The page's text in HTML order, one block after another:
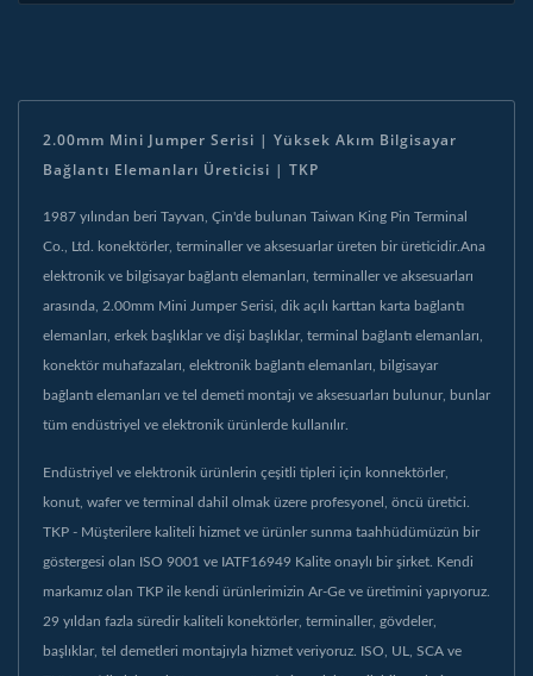
2.00mm Mini Jumper Serisi | Yüksek Akım Bilgisayar
Bağlantı Elemanları Üreticisi | TKP
1987 yılından beri Tayvan, Çin'de bulunan Taiwan King Pin Terminal
Co., Ltd. konektörler, terminaller ve aksesuarlar üreten bir üreticidir.Ana
elektronik ve bilgisayar bağlantı elemanları, terminaller ve aksesuarları
arasında, 2.00mm Mini Jumper Serisi, dik açılı karttan karta bağlantı
elemanları, erkek başlıklar ve dişi başlıklar, terminal bağlantı elemanları,
konektör muhafazaları, elektronik bağlantı elemanları, bilgisayar
bağlantı elemanları ve tel demeti montajı ve aksesuarları bulunur, bunlar
tüm endüstriyel ve elektronik ürünlerde kullanılır.
Endüstriyel ve elektronik ürünlerin çeşitli tipleri için konnektörler,
konut, wafer ve terminal dahil olmak üzere profesyonel, öncü üretici.
TKP - Müşterilere kaliteli hizmet ve ürünler sunma taahhüdümüzün bir
göstergesi olan ISO 9001 ve IATF16949 Kalite onaylı bir şirket. Kendi
markamız olan TKP ile kendi ürünlerimizin Ar-Ge ve üretimini yapıyoruz.
29 yıldan fazla süredir kaliteli konektörler, terminaller, gövdeler,
başlıklar, tel demetleri montajıyla hizmet veriyoruz. ISO, UL, SCA ve